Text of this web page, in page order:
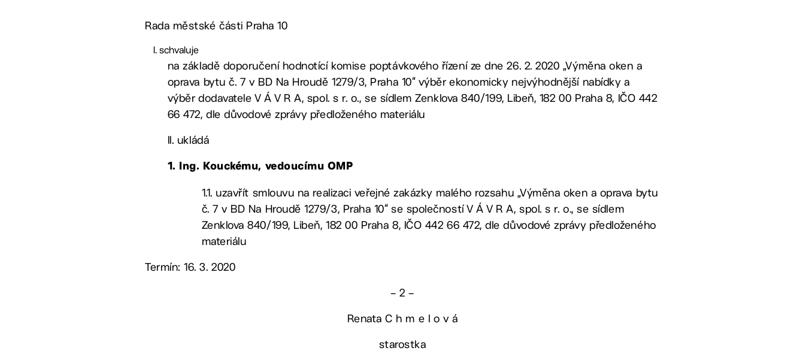
Rada městské části Praha 10
schvaluje
na základě doporučení hodnotící komise poptávkového řízení ze dne 26. 2. 2020 „Výměna oken a
oprava bytu č. 7 v BD Na Hroudě 1279/3, Praha 10“ výběr ekonomicky nejvýhodnější nabídky a
výběr dodavatele V Á V R A, spol. s r. o., se sídlem Zenklova 840/199, Libeň, 182 00 Praha 8, IČO 442
66 472, dle důvodové zprávy předloženého materiálu
II. ukládá
1. Ing. Kouckému, vedoucímu OMP
1.1. uzavřít smlouvu na realizaci veřejné zakázky malého rozsahu „Výměna oken a oprava bytu
č. 7 v BD Na Hroudě 1279/3, Praha 10“ se společností V Á V R A, spol. s r. o., se sídlem
Zenklova 840/199, Libeň, 182 00 Praha 8, IČO 442 66 472, dle důvodové zprávy předloženého
materiálu
Termín: 16. 3. 2020
– 2 –
Renata C h m e l o v á
starostka